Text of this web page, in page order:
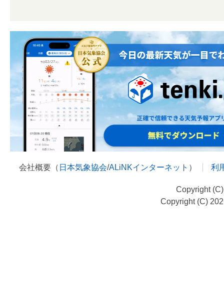
会社概要（ 日本気象協会/ALiNKインターネット ） 利
Copyright
Copyright (C)